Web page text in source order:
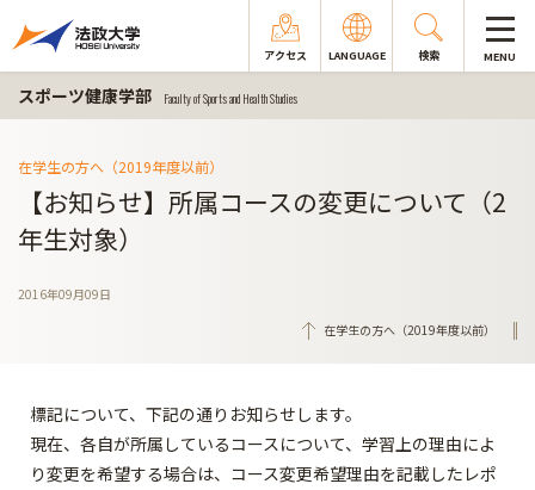
アクセス LANGUAGE 検索 MENU
スポーツ健康学部 Faculty of Sports and Health Studies
在学生の方へ（2019年度以前）
【お知らせ】所属コースの変更について（2
年生対象）
2016年09月09日
在学生の方へ（2019年度以前）
標記について、下記の通りお知らせします。
現在、各自が所属しているコースについて、学習上の理由によ
り変更を希望する場合は、コース変更希望理由を記載したレポ